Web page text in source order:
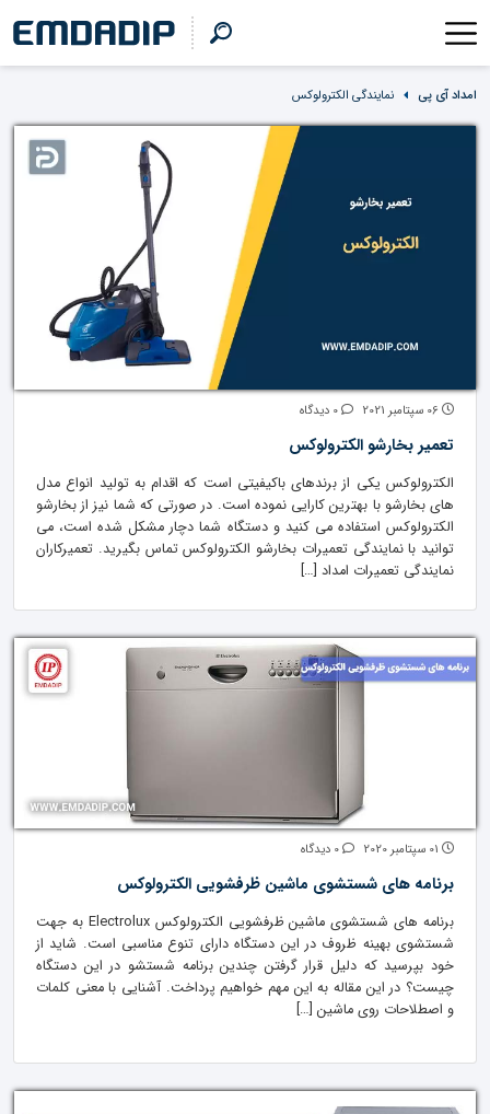
امداد آی پی نمایندگی الکترولوکس
تعمیر بخارشو الکترولوکس
الکترولوکس یکی از برندهای باکیفیتی است که اقدام به تولید انواع مدل
های بخارشو با بهترین کارایی نموده است. در صورتی که شما نیز از بخارشو
الکترولوکس استفاده می کنید و دستگاه شما دچار مشکل شده است، می
توانید با نمایندگی تعمیرات بخارشو الکترولوکس تماس بگیرید. تعمیرکاران
نمایندگی تعمیرات امداد […]
برنامه های شستشوی ماشین ظرفشویی الکترولوکس
برنامه های شستشوی ماشین ظرفشویی الکترولوکس Electrolux به جهت
شستشوی بهینه ظروف در این دستگاه دارای تنوع مناسبی است. شاید از
خود بپرسید که دلیل قرار گرفتن چندین برنامه شستشو در این دستگاه
چیست؟ در این مقاله به این مهم خواهیم پرداخت. آشنایی با معنی کلمات
و اصطلاحات روی ماشین […]